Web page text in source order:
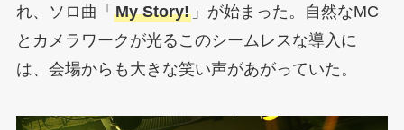
れ、ソロ曲「 My Story!」が始まった。自然なMC
とカメラワークが光るこのシームレスな導入に
は、会場からも大きな笑い声があがっていた。